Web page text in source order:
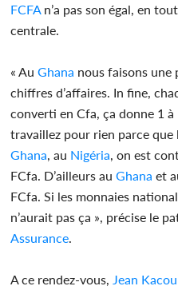
FCFA n’a pas son égal, en
centrale.
« AuGhana nous faisons une
chiffres d’affaires. In fine,
converti en Cfa, ça donne 1
travaillez pour rien parce que
Ghana , au Nigéria , on est
FCfa. D’ailleurs auGhana et
FCfa. Si les monnaies
n’aurait pas ça », précise le
Assurance
A ce rendez-vous, Jean